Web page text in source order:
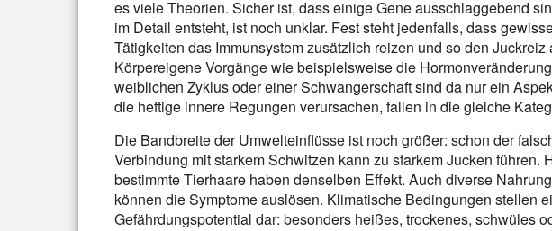
es viele Theorien. Sicher ist, dass einige Gene ausschlaggebend
im Detail entsteht, ist noch unklar. Fest steht jedenfalls, dass
Tätigkeiten das Immunsystem zusätzlich reizen und so den Juckreiz
Körpereigene Vorgänge wie beispielsweise die
weiblichen Zyklus oder einer Schwangerschaft sind da nur ein
die heftige innere Regungen verursachen, fallen in die gleiche
Die Bandbreite der Umwelteinflüsse ist noch größer: schon der
Verbindung mit starkem Schwitzen kann zu starkem Jucken führen.
bestimmte Tierhaare haben denselben Effekt. Auch diverse
können die Symptome auslösen. Klimatische Bedingungen stellen
Gefährdungspotential dar: besonders heißes, trockenes, schwüles